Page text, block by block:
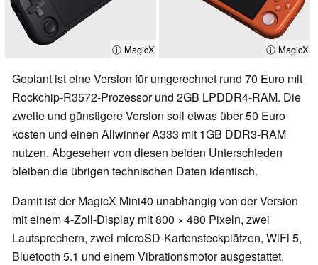
ⓘ MagicX ⓘ MagicX
Geplant ist eine Version für umgerechnet rund 70 Euro mit
Rockchip-R3572-Prozessor und 2GB LPDDR4-RAM. Die
zweite und günstigere Version soll etwas über 50 Euro
kosten und einen Allwinner A333 mit 1GB DDR3-RAM
nutzen. Abgesehen von diesen beiden Unterschieden
bleiben die übrigen technischen Daten identisch.
Damit ist der MagicX Mini40 unabhängig von der Version
mit einem 4-Zoll-Display mit 800 × 480 Pixeln, zwei
Lautsprechern, zwei microSD-Kartensteckplätzen, WiFi 5,
Bluetooth 5.1 und einem Vibrationsmotor ausgestattet.